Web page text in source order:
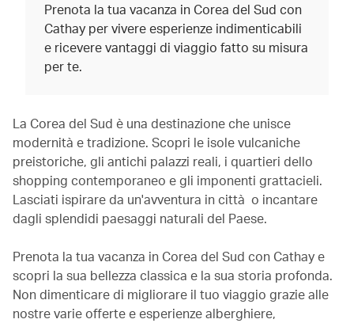
Prenota la tua vacanza in Corea del Sud con
Cathay per vivere esperienze indimenticabili
e ricevere vantaggi di viaggio fatto su misura
per te.
La Corea del Sud è una destinazione che unisce
modernità e tradizione. Scopri le isole vulcaniche
preistoriche, gli antichi palazzi reali, i quartieri dello
shopping contemporaneo e gli imponenti grattacieli.
Lasciati ispirare da un'avventura in città o incantare
dagli splendidi paesaggi naturali del Paese.
Prenota la tua vacanza in Corea del Sud con Cathay e
scopri la sua bellezza classica e la sua storia profonda.
Non dimenticare di migliorare il tuo viaggio grazie alle
nostre varie offerte e esperienze alberghiere,